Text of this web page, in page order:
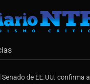
Senado de EE.UU. confirma